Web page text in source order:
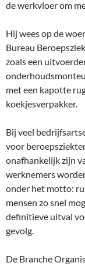
de werkvloer om
Hij wees op de
Bureau
zoals een
met een kapotte
koekjesverpakker.
Bij veel
voor
onafhankelijk zijn
werknemers
onder het motto:
mensen zo snel
definitieve uitval
gevolg.
De Branche